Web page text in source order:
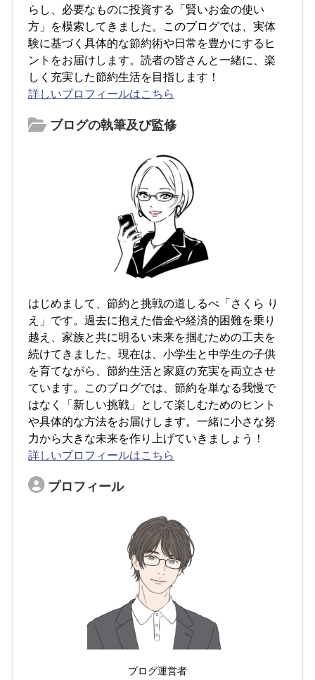
らし、必要なものに投資する「賢いお金の使い
方」を模索してきました。このブログでは、実体
験に基づく具体的な節約術や日常を豊かにするヒ
ントをお届けします。読者の皆さんと一緒に、楽
しく充実した節約生活を目指します！
詳しいプロフィールはこちら
ブログの執筆及び監修
はじめまして、節約と挑戦の道しるべ「さくら り
え」です。過去に抱えた借金や経済的困難を乗り
越え、家族と共に明るい未来を掴むための工夫を
続けてきました。現在は、小学生と中学生の子供
を育てながら、節約生活と家庭の充実を両立させ
ています。このブログでは、節約を単なる我慢で
はなく「新しい挑戦」として楽しむためのヒント
や具体的な方法をお届けします。一緒に小さな努
力から大きな未来を作り上げていきましょう！
詳しいプロフィールはこちら
プロフィール
ブログ運営者